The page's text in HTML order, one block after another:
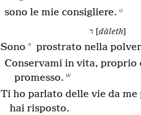
sono le mie consigliere. u
ד [dàleth]
Sono * prostrato nella
Conservami in vita, proprio
promesso. w
Ti ho parlato delle vie da me
hai risposto.